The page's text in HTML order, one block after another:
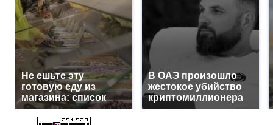
Не ешьте эту
готовую еду из
магазина: список
В ОАЭ произошло
жестокое убийство
криптомиллионера